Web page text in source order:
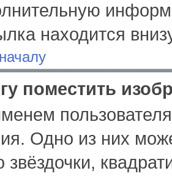
находится
поместить
Одно из них
звёздочки,